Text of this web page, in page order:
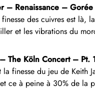
– Renaissance – Gorée
des cuivres est là,
et les vibrations du
The Köln Concert – Pt.
finesse du jeu de Keith
ce à peine à 30% de la